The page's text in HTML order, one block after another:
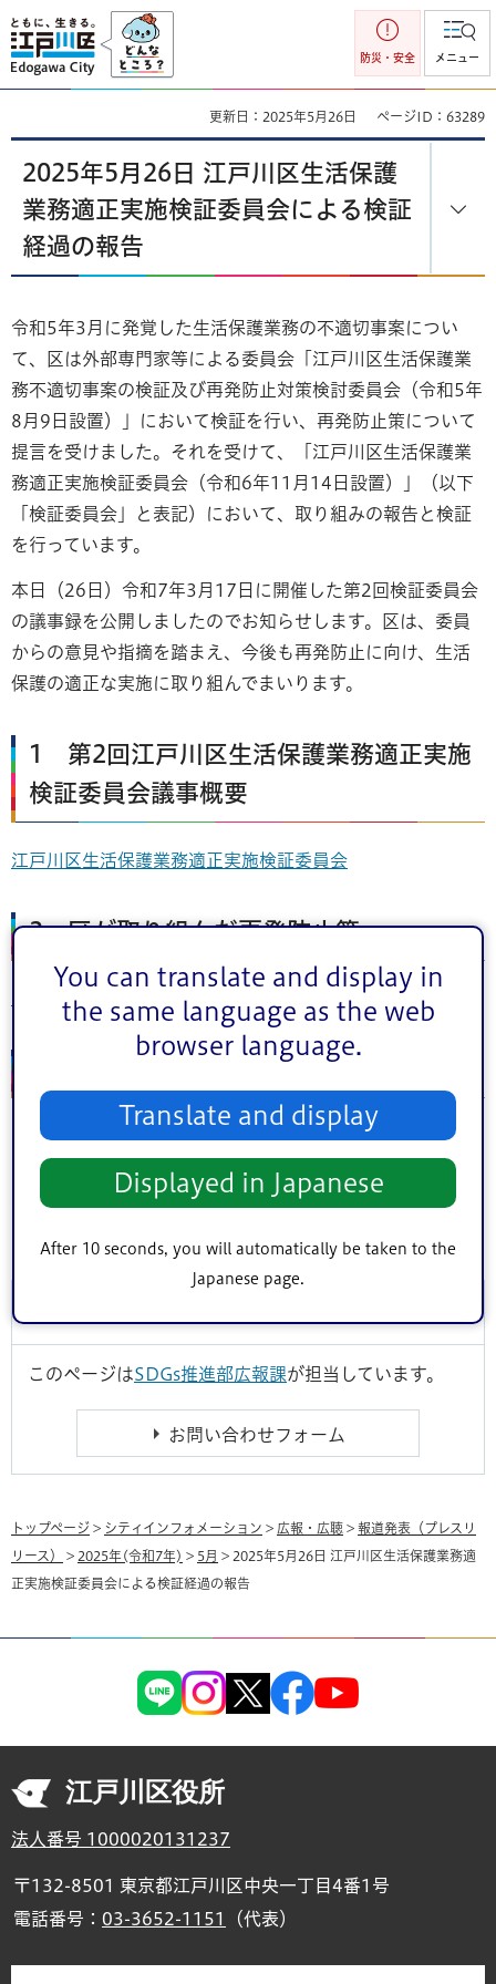
You can translate and display in
the same language as the web
browser language.
Translate and display
Displayed in Japanese
After 10 seconds, you will automatically be taken to the
Japanese page.
江戸川区
防災・安全 メニュー
更新日：2025年5月26日 ページID：63289
2025年5月26日 江戸川区生活保護
業務適正実施検証委員会による検証
経過の報告
令和5年3月に発覚した生活保護業務の不適切事案につい
て、区は外部専門家等による委員会「江戸川区生活保護業
務不適切事案の検証及び再発防止対策検討委員会（令和5年
8月9日設置）」において検証を行い、再発防止策について
提言を受けました。それを受けて、「江戸川区生活保護業
務適正実施検証委員会（令和6年11月14日設置）」（以下
「検証委員会」と表記）において、取り組みの報告と検証
を行っています。
本日（26日）令和7年3月17日に開催した第2回検証委員会
の議事録を公開しましたのでお知らせします。区は、委員
からの意見や指摘を踏まえ、今後も再発防止に向け、生活
保護の適正な実施に取り組んでまいります。
1 第2回江戸川区生活保護業務適正実施
検証委員会議事概要
江戸川区生活保護業務適正実施検証委員会
2 区が取り組んだ再発防止策
生活保護業務不適切事案の再発防止の取り組み
区は、既に取り組んでいる再発防止策に加え、検証委員会
で意見や指摘のあった内容についても改善や実施に向けた
取り組みを進めるとともに、引き続き第三者専門委員の協
このページはSDGs推進部広報課が担当しています。
トップページ > シティインフォメーション > 広報・広聴 > 報道発表（プレスリ
リース） > 2025年(令和7年) > 5月 > 2025年5月26日 江戸川区生活保護業務適
正実施検証委員会による検証経過の報告
江戸川区役所
法人番号 1000020131237
〒132-8501 東京都江戸川区中央一丁目4番1号
電話番号： 03-3652-1151 （代表）